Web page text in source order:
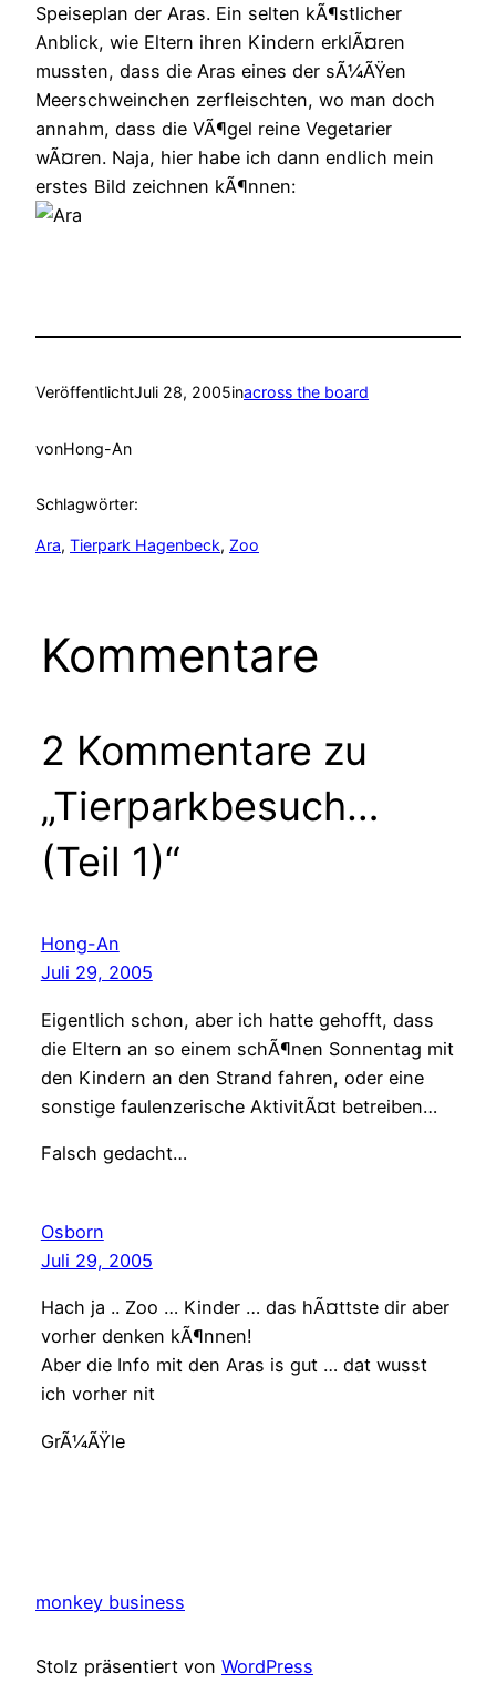
Speiseplan der Aras. Ein selten kÃ¶stlicher
Anblick, wie Eltern ihren Kindern erklÃ¤ren
mussten, dass die Aras eines der sÃ¼ÃŸen
Meerschweinchen zerfleischten, wo man doch
annahm, dass die VÃ¶gel reine Vegetarier
wÃ¤ren. Naja, hier habe ich dann endlich mein
erstes Bild zeichnen kÃ¶nnen:
VeröffentlichtJuli 28, 2005inacross the board
vonHong-An
Schlagwörter:
Ara, Tierpark Hagenbeck, Zoo
Kommentare
2 Kommentare zu
„Tierparkbesuch…
(Teil 1)“
Hong-An
Juli 29, 2005
Eigentlich schon, aber ich hatte gehofft, dass
die Eltern an so einem schÃ¶nen Sonnentag mit
den Kindern an den Strand fahren, oder eine
sonstige faulenzerische AktivitÃ¤t betreiben…
Falsch gedacht…
Osborn
Juli 29, 2005
Hach ja .. Zoo … Kinder … das hÃ¤ttste dir aber
vorher denken kÃ¶nnen!
Aber die Info mit den Aras is gut … dat wusst
ich vorher nit
GrÃ¼ÃŸle
monkey business
Stolz präsentiert von WordPress